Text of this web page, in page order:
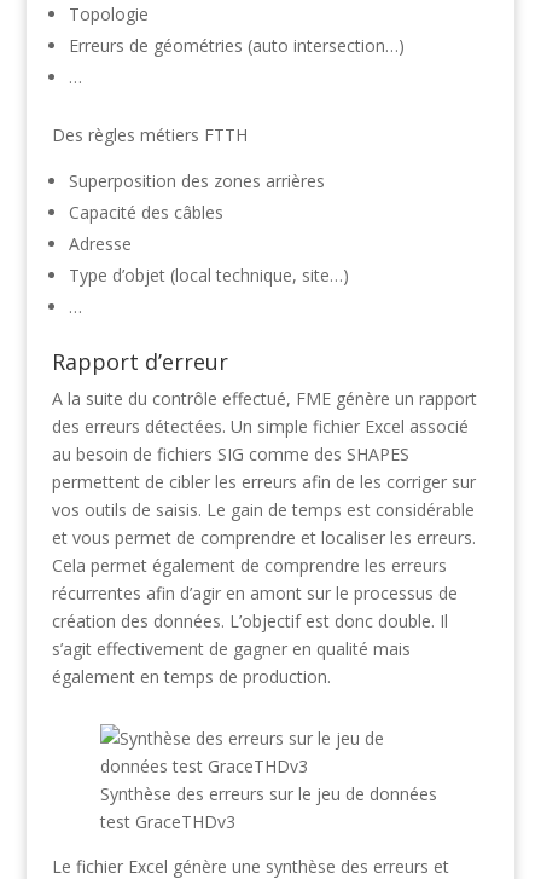
Topologie
Erreurs de géométries (auto intersection…)
…
Des règles métiers FTTH
Superposition des zones arrières
Capacité des câbles
Adresse
Type d’objet (local technique, site…)
…
Rapport d’erreur
A la suite du contrôle effectué, FME génère un rapport
des erreurs détectées. Un simple fichier Excel associé
au besoin de fichiers SIG comme des SHAPES
permettent de cibler les erreurs afin de les corriger sur
vos outils de saisis. Le gain de temps est considérable
et vous permet de comprendre et localiser les erreurs.
Cela permet également de comprendre les erreurs
récurrentes afin d’agir en amont sur le processus de
création des données. L’objectif est donc double. Il
s’agit effectivement de gagner en qualité mais
également en temps de production.
Synthèse des erreurs sur le jeu de données
test GraceTHDv3
Le fichier Excel génère une synthèse des erreurs et